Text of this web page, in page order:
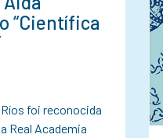
“Científica
foi reconocida
Real Academia